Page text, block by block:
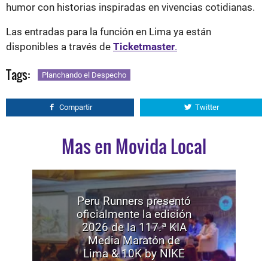
humor con historias inspiradas en vivencias cotidianas.
Las entradas para la función en Lima ya están
disponibles a través de Ticketmaster.
Tags: Planchando el Despecho
Compartir Twitter
Mas en Movida Local
Peru Runners presentó
oficialmente la edición
2026 de la 117.ª KIA
Media Maratón de
Lima & 10K by NIKE